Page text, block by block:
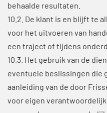
behaalde resultaten.
10.2. De klant is en blijft te
voor het uitvoeren van
een traject of tijdens
10.3. Het gebruik van de
eventuele beslissingen die
aanleiding van de door
voor eigen